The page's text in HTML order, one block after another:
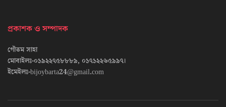
প্রকাশক ও সম্পাদক
গৌতম সাহা
মোবাইলঃ-০১৯২২৭৫৮৮৮৯, ০১৭১২২৬৫৯৯৭।
ইমেইলঃ-bijoybarta24@gmail.com